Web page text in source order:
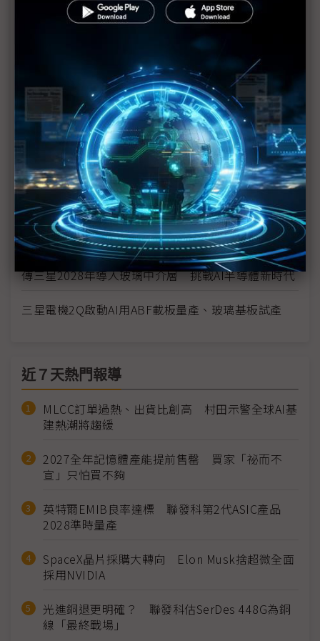
京東方跨足先進封裝 遴選設備設玻璃基板試產線
速度快100萬倍 日本東大與AGC研發玻璃基板超高
玻璃基板專利戰火點燃 德LPKF向韓廠發出侵權警告
三星電機打造玻璃基板生態系 27家合作夥伴共聚一
堂
市場將迎大爆發？ 應材攜Absolics打造玻璃基板微
影新機
三星電機玻璃基板將試產 年內供應樣品予美國科技
大廠
傳三星2028年導入玻璃中介層 挑戰AI半導體新時代
三星電機2Q啟動AI用ABF載板量產、玻璃基板試產
近７天熱門報導
MLCC訂單過熱、出貨比創高 村田示警全球AI基
建熱潮將趨緩
2027全年記憶體產能提前售罄 買家「祕而不
宣」只怕買不夠
英特爾EMIB良率達標 聯發科第2代ASIC產品
2028準時量產
SpaceX晶片採購大轉向 Elon Musk捨超微全面
採用NVIDIA
光進銅退更明確？ 聯發科估SerDes 448G為銅
線「最終戰場」